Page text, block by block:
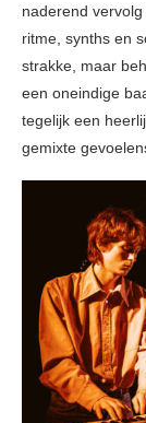
naderend
ritme, synths en
strakke, maar
een oneindige
tegelijk een
gemixte